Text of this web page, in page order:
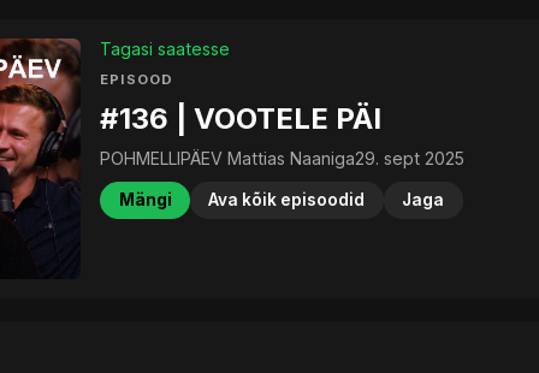
Tagasi saatesse
EPISOOD
#136 | VOOTELE PÄI
POHMELLIPÄEV Mattias Naaniga29. sept 2025
Mängi Ava kõik episoodid Jaga